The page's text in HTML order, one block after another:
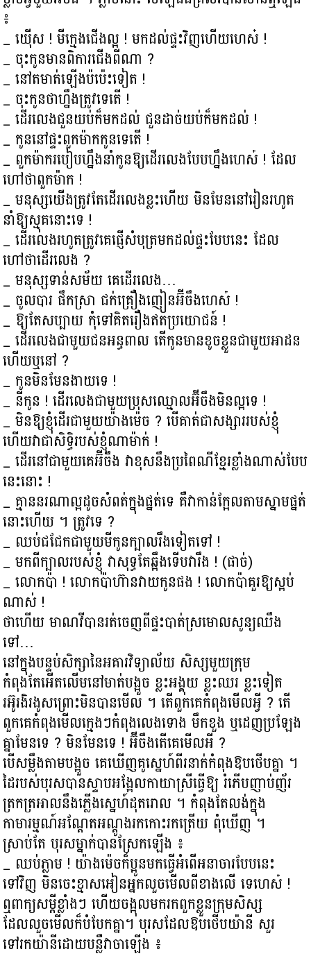
៖
_ យ៉ើស ! មីក្មេងជើងល្អ ! មកដល់ផ្ទះវិញហើយហេស៎ !
_ ចុះកូនមានពិការជើងពីណា ?
_ នៅតមាត់ឡើងប៉ប៉េះទៀត !
_ ចុះកូនថាហ្នឹងត្រូវទេតើ !
_ ដើរលេងជួនយប់ក៏មកដល់ ជួនដាច់យប់ក៏មកដល់ !
_ កូននៅផ្ទះពួកម៉ាកកូនទេតើ !
_ ពួកម៉ាករបៀបហ្នឹងនាំកូនឱ្យដើរលេងបែបហ្នឹងហេស៎ ! ដែល
ហៅថាពួកម៉ាក !
_ មនុស្សយើងត្រូវតែដើរលេងខ្លះហើយ មិនមែននៅរៀនរហូត
នាំឱ្យស្មុគនោះទេ !
_ ដើរលេងរហូតត្រូវគេផ្ញើសំបុត្រមកដល់ផ្ទះបែបនេះ ដែល
ហៅថាដើរលេង ?
_ មនុស្សទាន់សម័យ គេដើរលេង…
_ ចូលបារ ផឹកស្រា ជក់គ្រឿងញៀនអ៊ីចឹងហេស៎ !
_ ឱ្យតែសប្បាយ កុំទៅគិតរឿងឥតប្រយោជន៍ !
_ ដើរលេងជាមួយជនអន្ធពាល តើកូនមានខូចខ្លួនជាមួយអាដន
ហើយឬនៅ ?
_ កូនមិនមែនងាយទេ !
_ នីកូន ! ដើរលេងជាមួយប្រុសឈ្មោលអ៊ីចឹងមិនល្អទេ !
_ មិនឱ្យខ្ញុំដើរជាមួយយ៉ាងម៉េច ? បើគាត់ជាសង្សាររបស់ខ្ញុំ
ហើយវាជាសិទ្ធិរបស់ខ្ញុំណាម៉ាក់ !
_ ដើរនៅជាមួយគេអ៊ីចឹង វាខុសនឹងប្រពៃណីខ្មែរខ្លាំងណាស់បែប
នេះនោះ !
_ គ្មាននរណាល្អដូចសំពត់ក្នុងផ្នត់ទេ គឺវាកាន់ក្អែលតាមស្នាមផ្នត់
នោះហើយ ។ ត្រូវទេ ?
_ ឈប់ជជែកជាមួយមីកូនក្បាលរឹងទៀតទៅ !
_ មកពីក្បាលរបស់ខ្ញុំ វាសុទ្ធតែឆ្អឹងទើបវារឹង ! (ផាច់)
_ លោកប៉ា ! លោកប៉ាហ៊ានវាយកូនផង ! លោកប៉ាគួរឱ្យស្អប់
ណាស់ !
ថាហើយ មាណវីបានរត់ចេញពីផ្ទះបាត់ស្រមោលសូន្យឈឹង
ទៅ…
នៅក្នុងបន្ទប់សិក្សានៃអគារវិទ្យាល័យ សិស្សមួយក្រុម
កំពុងតែអើតលើមនៅមាត់បង្អួច ខ្លះអង្គុយ ខ្លះឈរ ខ្លះទៀត
រអ៊ូរងិរងូសព្រោះមិនបានមើល ។ តើពួកគេកំពុងមើលអ្វី ? តើ
ពួកគេកំពុងមើលក្មេងៗកំពុងលេងទោង មឹកខួង ឬដេញប្រឡែង
គ្នាមែនទេ ? មិនមែនទេ ! អ៊ីចឹងតើគេមើលអី ?
បើសម្លឹងតាមបង្អួច គេឃើញគូស្នេហ៍ពីរនាក់កំពុងឱបថើបគ្នា ។
ដៃរបស់បុរសបានស្ទាបអង្អែលកាយាស្រីធ្វើឱ្យ រំភើបញាប់ញ័រ
ត្រកត្រអាលនឹងភ្លើងស្នេហ៍ដុតរោល ។ កំពុងតែលង់ក្នុង
កាមារម្មណ៍អណ្ដែតអណ្ដូងរកកោះរកត្រើយ ពុំឃើញ ។
ស្រាប់តែ បុរសម្នាក់បានស្រែកឡើង ៖
_ ឈប់ភ្លាម ! យ៉ាងម៉េចក៏ប្អូនមកធ្វើអំពើអនាចារបែបនេះ
ទៅវិញ មិនចេះខ្មាសអៀនអ្នកលួចមើលពីខាងលើ ទេហេស៎ !
ឮពាក្យសម្ដីខ្លាំងៗ ហើយចង្អុលមករកពួកខ្លួនក្រុមសិស្ស
ដែលលួចមើលក៏បំបែកគ្នា។ បុរសដែលឱបថើបយ៉ានី សួរ
ទៅរកយ៉ានីដោយបន្លឺវាចាឡើង ៖